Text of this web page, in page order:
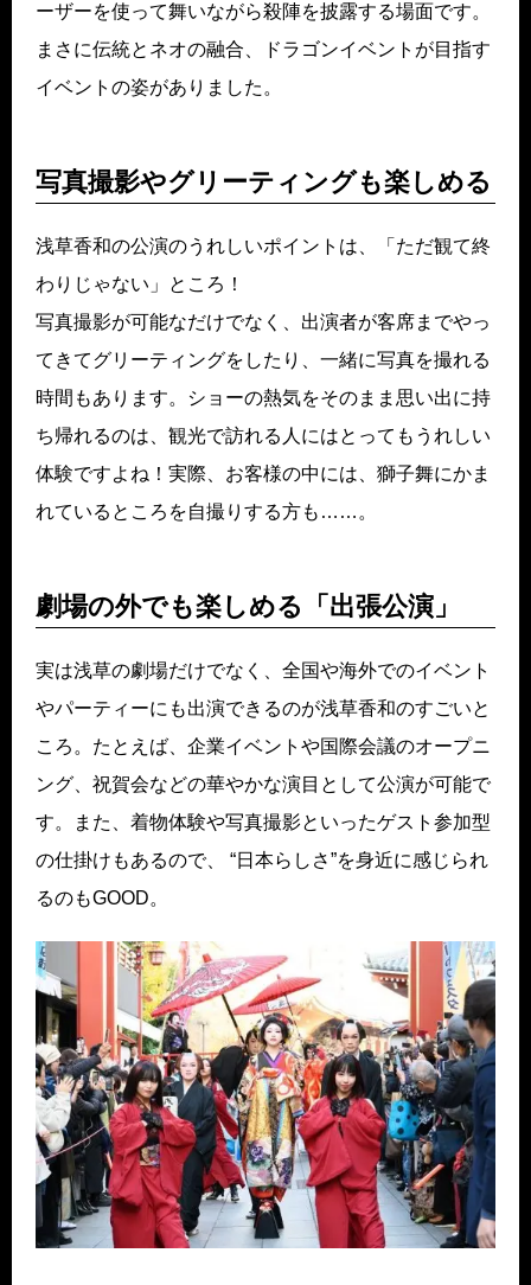
ーザーを使って舞いながら殺陣を披露する場面です。
まさに伝統とネオの融合、ドラゴンイベントが目指す
イベントの姿がありました。
写真撮影やグリーティングも楽しめる
浅草香和の公演のうれしいポイントは、「ただ観て終
わりじゃない」ところ！
写真撮影が可能なだけでなく、出演者が客席までやっ
てきてグリーティングをしたり、一緒に写真を撮れる
時間もあります。ショーの熱気をそのまま思い出に持
ち帰れるのは、観光で訪れる人にはとってもうれしい
体験ですよね！実際、お客様の中には、獅子舞にかま
れているところを自撮りする方も……。
劇場の外でも楽しめる「出張公演」
実は浅草の劇場だけでなく、全国や海外でのイベント
やパーティーにも出演できるのが浅草香和のすごいと
ころ。たとえば、企業イベントや国際会議のオープニ
ング、祝賀会などの華やかな演目として公演が可能で
す。また、着物体験や写真撮影といったゲスト参加型
の仕掛けもあるので、 “日本らしさ”を身近に感じられ
るのもGOOD。